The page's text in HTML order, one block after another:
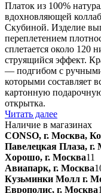
Платок из 100%
вдохновляющей
Скубиной. Изделие
переплетением
сплетается около 120
струящийся эффект.
— подгибом с
которыми составляет
картонную
открытка.
Читать далее
Наличие в магазинах
CONSO, г. Москва,
Павелецкая Плаза, г.
Хорошо, г. Москва11
Авиапарк, г. Москва
Кузьминки Молл г.
Европолис, г. Москва